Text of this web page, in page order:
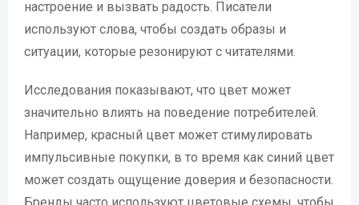
настроение и вызвать радость. Писатели
используют слова, чтобы создать образы и
ситуации, которые резонируют с читателями.
Исследования показывают, что цвет может
значительно влиять на поведение потребителей.
Например, красный цвет может стимулировать
импульсивные покупки, в то время как синий цвет
может создать ощущение доверия и безопасности.